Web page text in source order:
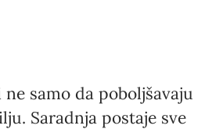
samo da poboljšavaju
Saradnja postaje sve